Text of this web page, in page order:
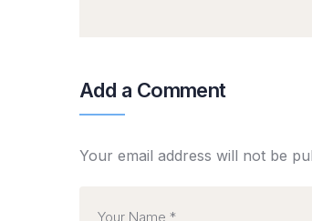
Add a Comment
Your email address will not be